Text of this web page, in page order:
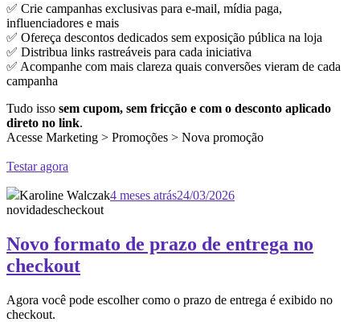
✅ Crie campanhas exclusivas para e-mail, mídia paga,
influenciadores e mais
✅ Ofereça descontos dedicados sem exposição pública na loja
✅ Distribua links rastreáveis para cada iniciativa
✅ Acompanhe com mais clareza quais conversões vieram de cada
campanha
Tudo isso sem cupom, sem fricção e com o desconto aplicado
direto no link.
Acesse Marketing > Promoções > Nova promoção
Testar agora
Karoline Walczak4 meses atrás24/03/2026
novidadescheckout
Novo formato de prazo de entrega no
checkout
Agora você pode escolher como o prazo de entrega é exibido no
checkout.